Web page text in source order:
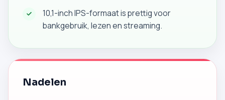
10,1-inch IPS-formaat is prettig voor
bankgebruik, lezen en streaming.
Nadelen